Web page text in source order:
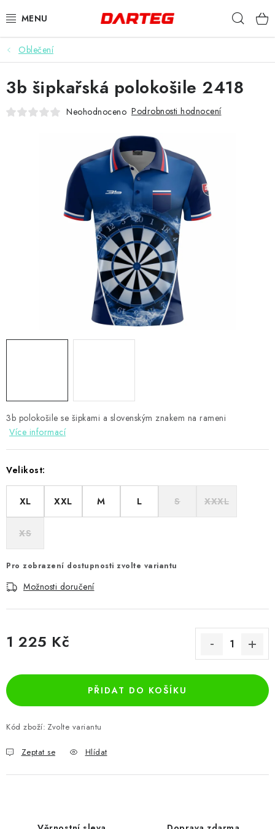
na
ŠIPKY
TERČE
DOPLŇKY K TERČI
SLEVY
POUZDRA
Kontakty Hodnocení obchodu
Oblečení
3b polokošile se šipkami a slovenským znakem na rameni
Více informací
Velikost:
XL XXL M L S XXXL
XS
Pro zobrazení dostupnosti zvolte variantu
Možnosti doručení
1 225 Kč
PŘIDAT DO KOŠÍKU
Kód zboží: Zvolte variantu
Zeptat se Hlídat
3b šipkařská polokošile 2418
Neohodnoceno Podrobnosti hodnocení